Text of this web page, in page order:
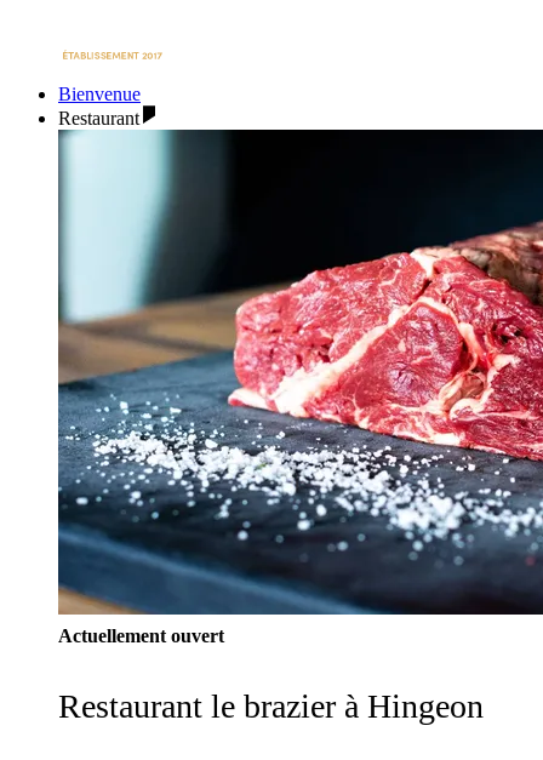
Bienvenue
Restaurant
Actuellement ouvert
Restaurant le brazier à Hingeon